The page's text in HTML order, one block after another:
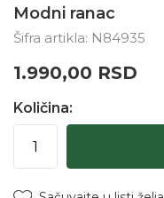
Modni ranac
Šifra artikla: N84935
1.990,00 RSD
Količina: